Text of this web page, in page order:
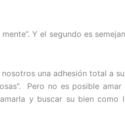
Y el segundo es
una adhesión total a
Pero no es posible
y buscar su bien como